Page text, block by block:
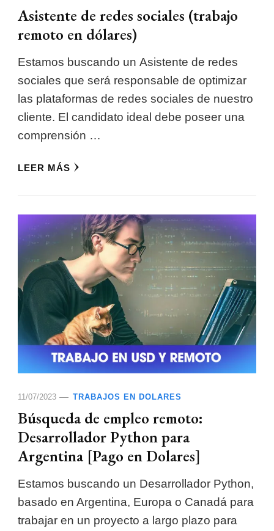
Asistente de redes sociales (trabajo
remoto en dólares)
Estamos buscando un Asistente de redes
sociales que será responsable de optimizar
las plataformas de redes sociales de nuestro
cliente. El candidato ideal debe poseer una
comprensión …
LEER MÁS
11/07/2023 TRABAJOS EN DOLARES
Búsqueda de empleo remoto:
Desarrollador Python para
Argentina [Pago en Dolares]
Estamos buscando un Desarrollador Python,
basado en Argentina, Europa o Canadá para
trabajar en un proyecto a largo plazo para